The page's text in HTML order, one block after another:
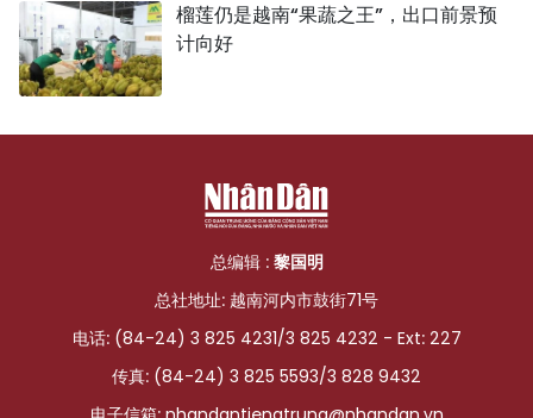
榴莲仍是越南“果蔬之王”，出口前景预
计向好
总编辑 : 黎国明
总社地址: 越南河内市鼓街71号
电话: (84-24) 3 825 4231/3 825 4232 - Ext: 227
传真: (84-24) 3 825 5593/3 828 9432